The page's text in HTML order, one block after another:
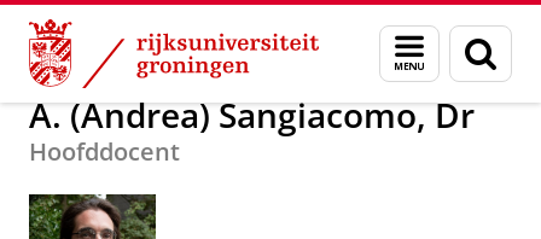
Skip
Content
Skip
Navigation
Menu
en
zoeken
Over ons A. (Andrea) Sangiacomo, Dr
A. (Andrea) Sangiacomo, Dr
Hoofddocent